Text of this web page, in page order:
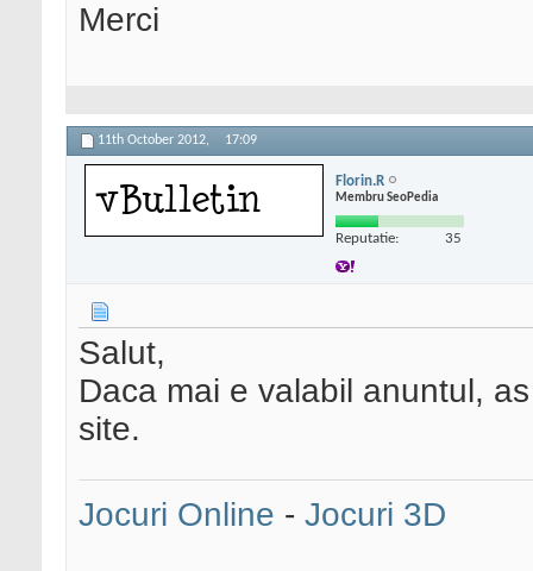
Merci
11th October 2012, 17:09
Florin.R
Membru SeoPedia
Reputatie: 35
Salut,
Daca mai e valabil anuntul,
site.
Jocuri Online - Jocuri 3D